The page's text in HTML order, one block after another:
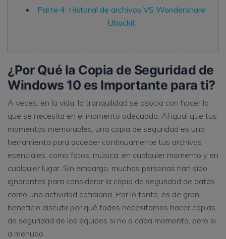
Parte 4: Historial de archivos VS Wondershare
Ubackit
¿Por Qué la Copia de Seguridad de
Windows 10 es Importante para ti?
A veces, en la vida, la tranquilidad se asocia con hacer lo
que se necesita en el momento adecuado. Al igual que tus
momentos memorables, una copia de seguridad es una
herramienta para acceder continuamente tus archivos
esenciales, como fotos, música, en cualquier momento y en
cualquier lugar. Sin embargo, muchas personas han sido
ignorantes para considerar la copia de seguridad de datos
como una actividad cotidiana. Por lo tanto, es de gran
beneficio discutir por qué todos necesitamos hacer copias
de seguridad de los equipos si no a cada momento, pero si
a menudo.